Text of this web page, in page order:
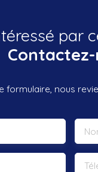
par
formulaire, nous